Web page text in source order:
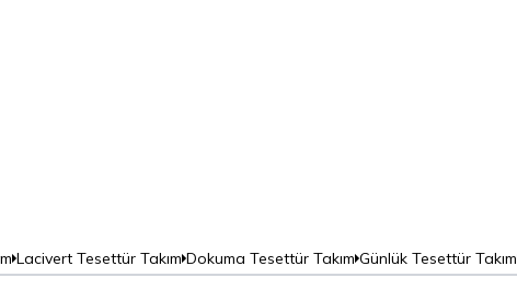
Lacivert Tesettür Takım Dokuma Tesettür Takım Günlük Tesettür Takım